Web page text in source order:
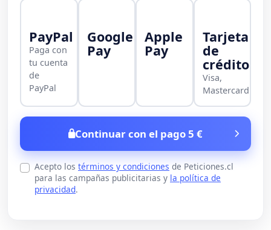
PayPal
Paga con
tu cuenta
de
PayPal
Google
Pay
Apple
Pay
Tarjeta
de
crédito
Visa,
Mastercard
Continuar con el pago 5 €
Acepto los términos y condiciones de Peticiones.cl
para las campañas publicitarias y la política de
privacidad.